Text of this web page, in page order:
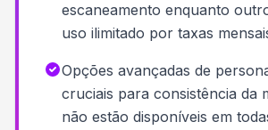
escaneamento enquanto
uso ilimitado por taxas
Opções avançadas de
cruciais para consistência da
não estão disponíveis em